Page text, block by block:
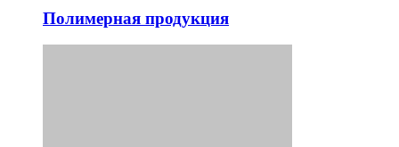
Полимерная продукция